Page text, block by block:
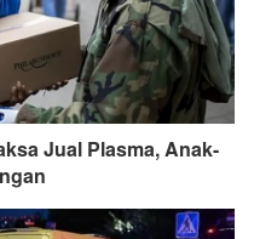
Jual Plasma, Anak-